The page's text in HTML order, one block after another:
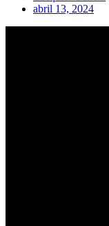
abril 13, 2024